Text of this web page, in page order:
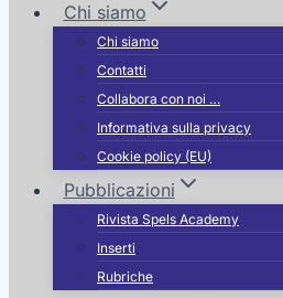
Chi siamo
Chi siamo
Contatti
Collabora con noi …
Informativa sulla privacy
Cookie policy (EU)
Pubblicazioni
Rivista Spels Academy
Inserti
Rubriche